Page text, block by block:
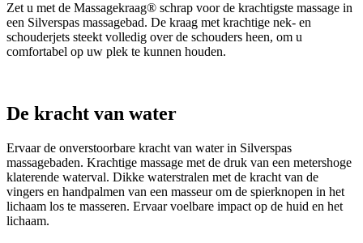
Zet u met de Massagekraag® schrap voor de krachtigste massage in
een Silverspas massagebad. De kraag met krachtige nek- en
schouderjets steekt volledig over de schouders heen, om u
comfortabel op uw plek te kunnen houden.
De kracht van water
Ervaar de onverstoorbare kracht van water in Silverspas
massagebaden. Krachtige massage met de druk van een metershoge
klaterende waterval. Dikke waterstralen met de kracht van de
vingers en handpalmen van een masseur om de spierknopen in het
lichaam los te masseren. Ervaar voelbare impact op de huid en het
lichaam.